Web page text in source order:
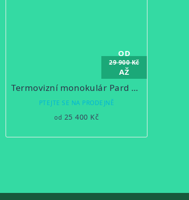
OD
29 900 Kč
AŽ
–32 %
Termovizní monokulár Pard TA32 LRF
PTEJTE SE NA PRODEJNĚ
od 25 400 Kč